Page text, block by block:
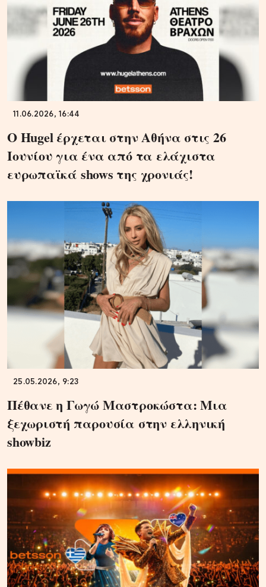
11.06.2026, 16:44
Ο Hugel έρχεται στην Αθήνα στις 26
Ιουνίου για ένα από τα ελάχιστα
ευρωπαϊκά shows της χρονιάς!
25.05.2026, 9:23
Πέθανε η Γωγώ Μαστροκώστα: Μια
ξεχωριστή παρουσία στην ελληνική
showbiz